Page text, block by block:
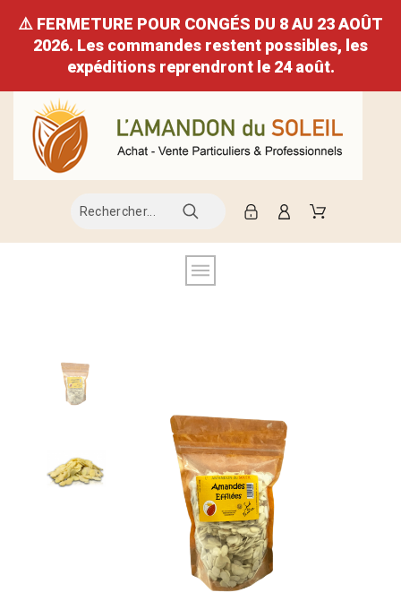
⚠️ FERMETURE POUR CONGÉS DU 8 AU 23 AOÛT
2026. Les commandes restent possibles, les
expéditions reprendront le 24 août.